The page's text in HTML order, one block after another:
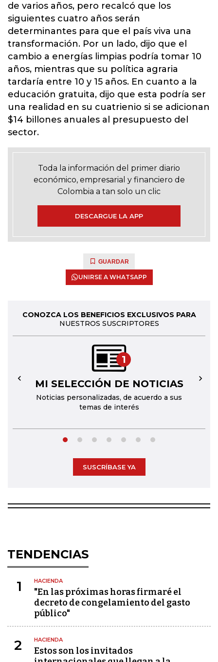
de varios años, pero recalcó que los
siguientes cuatro años serán
determinantes para que el país viva una
transformación. Por un lado, dijo que el
cambio a energías limpias podría tomar 10
años, mientras que su política agraria
tardaría entre 10 y 15 años. En cuanto a la
educación gratuita, dijo que esta podría ser
una realidad en su cuatrienio si se adicionan
$14 billones anuales al presupuesto del
sector.
Toda la información del primer diario
económico, empresarial y financiero de
Colombia a tan solo un clic
DESCARGUE LA APP
GUARDAR
UNIRSE A WHATSAPP
CONOZCA LOS BENEFICIOS EXCLUSIVOS PARA
NUESTROS SUSCRIPTORES
1
MI SELECCIÓN DE NOTICIAS
Noticias personalizadas, de acuerdo a sus
temas de interés
← →
SUSCRÍBASE YA
TENDENCIAS
1 HACIENDA
"En las próximas horas firmaré el
decreto de congelamiento del gasto
público"
2 HACIENDA
Estos son los invitados